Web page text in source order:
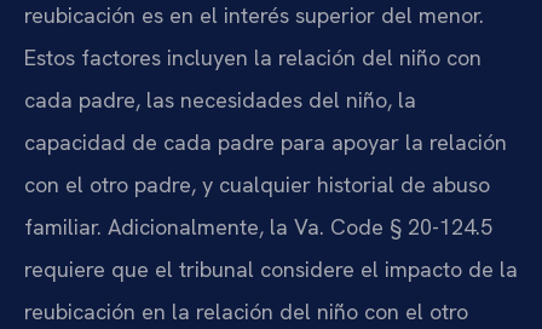
reubicación es en el interés superior del menor.
Estos factores incluyen la relación del niño con
cada padre, las necesidades del niño, la
capacidad de cada padre para apoyar la relación
con el otro padre, y cualquier historial de abuso
familiar. Adicionalmente, la Va. Code § 20-124.5
requiere que el tribunal considere el impacto de la
reubicación en la relación del niño con el otro